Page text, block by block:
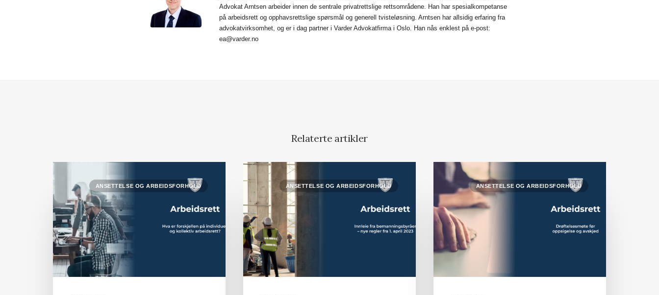
Advokat Arntsen arbeider innen de sentrale privatrettslige rettsområdene. Han har spesialkompetanse
på arbeidsrett og opphavsrettslige spørsmål og generell tvisteløsning. Arntsen har allsidig erfaring fra
advokatvirksomhet, og er i dag partner i Varder Advokatfirma i Oslo. Han nås enklest på e-post:
ea@varder.no
Relaterte artikler
ANSETTELSE OG ARBEIDSFORHOLD ANSETTELSE OG ARBEIDSFORHOLD ANSETTELSE OG ARBEIDSFORHOLD